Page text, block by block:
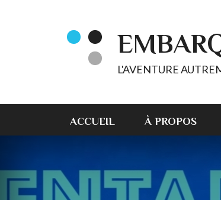
L'AVENTURE
ACCUEIL À PROPOS